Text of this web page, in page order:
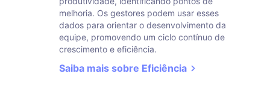
melhoria. Os gestores podem usar esses
dados para orientar o desenvolvimento da
equipe, promovendo um ciclo contínuo de
crescimento e eficiência.
Saiba mais sobre Eficiência